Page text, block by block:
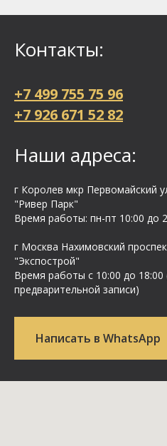
Контакты:
+7 499 755 75 96
+7 926 671 52 82
Наши адреса:
г Королев мкр Первомайский
"Ривер Парк"
Время работы: пн-пт 10:00 до
г Москва Нахимовский
"Экспострой"
Время работы с 10:00 до
предварительной записи)
Написать в WhatsApp